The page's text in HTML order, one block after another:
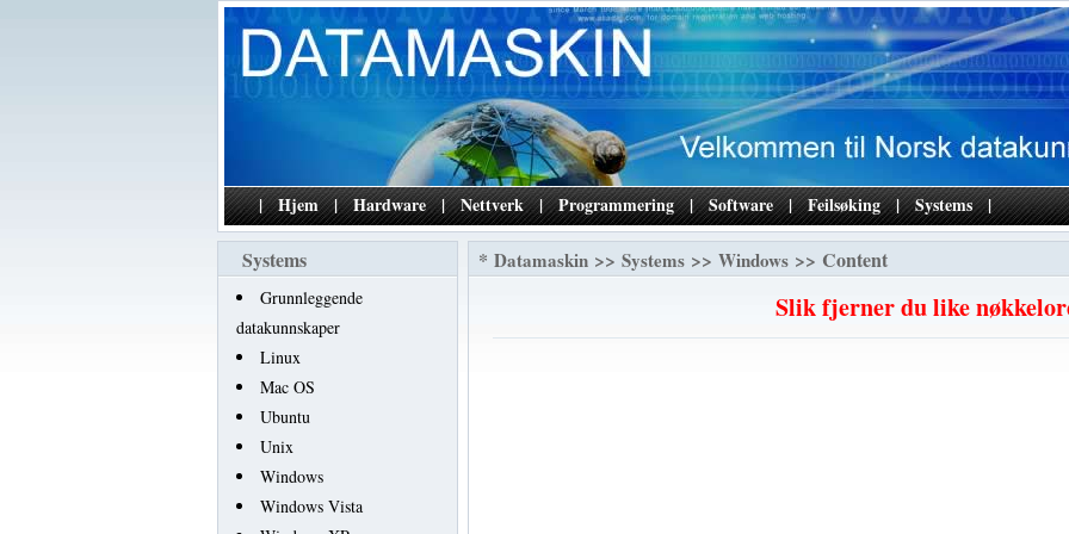
| Hjem | Hardware | Nettverk | Programmering | Software | Feilsøking | Systems |
Systems
Grunnleggende
datakunnskaper
Linux
Mac OS
Ubuntu
Unix
Windows
Windows Vista
* Datamaskin >> Systems >> Windows >> Content
Slik fjerner du like